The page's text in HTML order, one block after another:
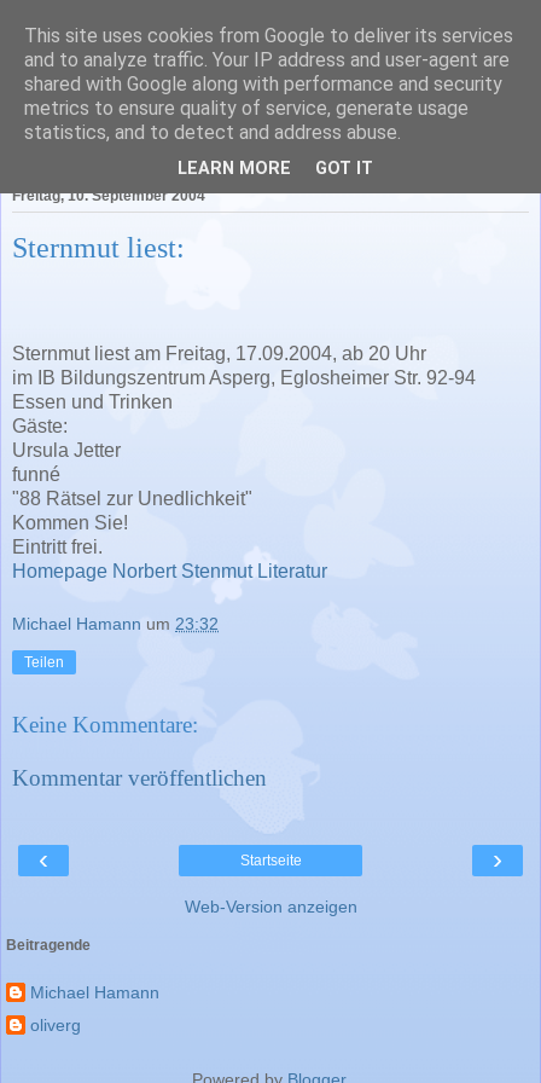
Literatur in Baden-
Württemberg
Freitag, 10. September 2004
Sternmut liest:
Sternmut liest am Freitag, 17.09.2004, ab 20 Uhr
im IB Bildungszentrum Asperg, Eglosheimer Str. 92-94
Essen und Trinken
Gäste:
Ursula Jetter
funné
"88 Rätsel zur Unedlichkeit"
Kommen Sie!
Eintritt frei.
Homepage Norbert Stenmut Literatur
Michael Hamann um 23:32
Teilen
Keine Kommentare:
Kommentar veröffentlichen
‹ ›
Startseite
Web-Version anzeigen
Beitragende
Michael Hamann
oliverg
This site uses cookies from Google to deliver its services
and to analyze traffic. Your IP address and user-agent are
shared with Google along with performance and security
metrics to ensure quality of service, generate usage
statistics, and to detect and address abuse.
LEARN MORE GOT IT